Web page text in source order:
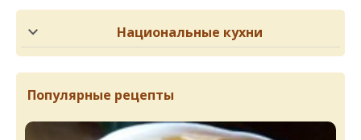
Национальные кухни
Популярные рецепты